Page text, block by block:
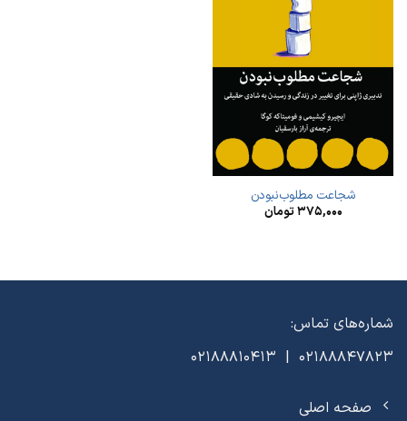
شجاعت مطلوب‌نبودن
۳۷۵,۰۰۰تومان
شماره‌های تماس:
02188847823 | 02188810413
صفحه اصلی